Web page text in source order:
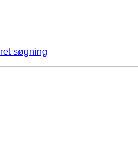
søgning